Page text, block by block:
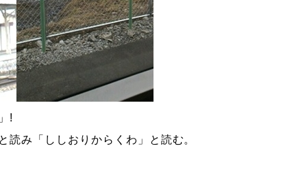
!
み「ししおりからくわ」と読む。